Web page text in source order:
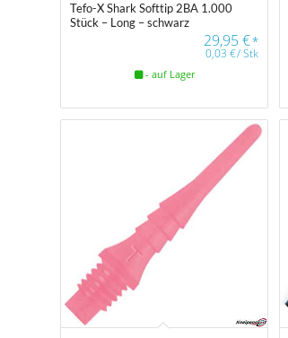
Tefo-X Shark Softtip 2BA 1.000
Stück – Long – schwarz
29,95€*
0,03€/Stk
- auf Lager